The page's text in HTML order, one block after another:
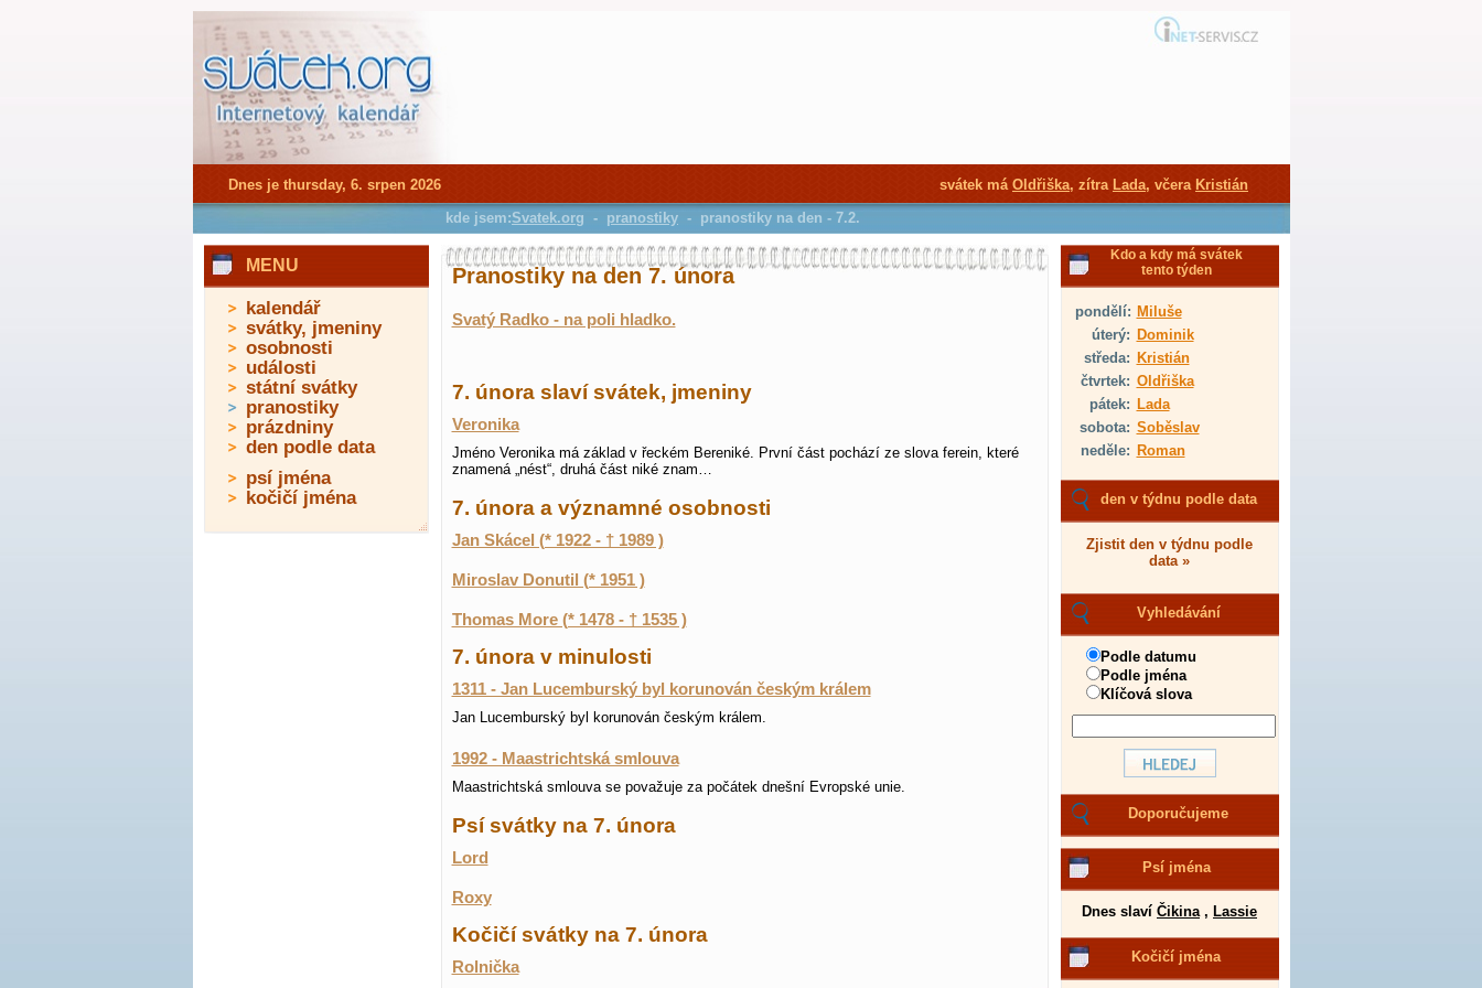
Pranostiky na den 7. února
Svatý Radko - na poli hladko.
7. února slaví svátek, jmeniny
Veronika
Jméno Veronika má základ v řeckém Bereniké. První část pochází ze slova ferein, které
znamená „nést“, druhá část niké znam…
7. února a významné osobnosti
Jan Skácel (* 1922 - † 1989 )
Miroslav Donutil (* 1951 )
Thomas More (* 1478 - † 1535 )
7. února v minulosti
1311 - Jan Lucemburský byl korunován českým králem
Jan Lucemburský byl korunován českým králem.
1992 - Maastrichtská smlouva
Maastrichtská smlouva se považuje za počátek dnešní Evropské unie.
Psí svátky na 7. února
Lord
Roxy
Kočičí svátky na 7. února
Rolnička
Kdo a kdy má svátek
tento týden
pondělí: Miluše
úterý: Dominik
středa: Kristián
čtvrtek: Oldřiška
pátek: Lada
sobota: Soběslav
neděle: Roman
den v týdnu podle data
Zjistit den v týdnu podle
data »
Vyhledávání
Podle datumu
Podle jména
Klíčová slova
Doporučujeme
Psí jména
Dnes slaví Čikina, Lassie
Kočičí jména
MENU
kalendář
svátky, jmeniny
osobnosti
události
státní svátky
pranostiky
prázdniny
den podle data
psí jména
kočičí jména
Dnes je thursday, 6. srpen 2026 svátek má Oldřiška, zítra Lada, včera Kristián
kde jsem:Svatek.org - pranostiky - pranostiky na den - 7.2.